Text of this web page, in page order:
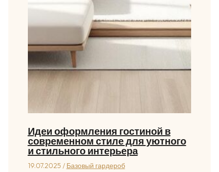
Идеи оформления гостиной в
современном стиле для уютного
и стильного интерьера
19.07.2025 / Базовый гардероб